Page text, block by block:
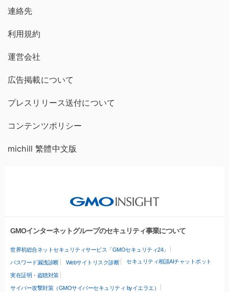
連絡先
利用規約
運営会社
広告掲載について
プレスリリース送付について
コンテンツポリシー
michill 繁體中文版
GMOインターネットグループのセキュリティ事業について
世界初総合ネットセキュリティサービス「GMOセキュリティ24」
パスワード漏洩診断 Webサイトリスク診断 セキュリティ相談AIチャットボット
実在証明・盗聴対策
サイバー攻撃対策（GMOサイバーセキュリティ byイエラエ）